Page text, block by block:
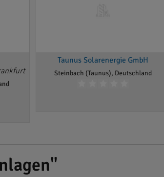
Taunus Solarenergie GmbH
Steinbach (Taunus), Deutschland